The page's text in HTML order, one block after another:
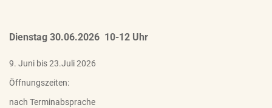
Dienstag 30.06.2026 10-12 Uhr
9. Juni bis 23.Juli 2026
Öffnungszeiten:
nach Terminabsprache